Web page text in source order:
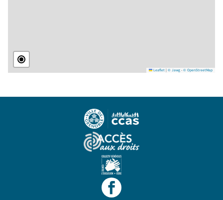
Leaflet|© Jawg-© OpenStreetMap